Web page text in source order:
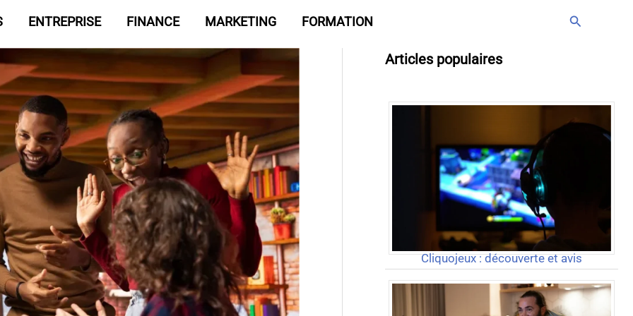
ENTREPRISE FINANCE MARKETING FORMATION Rechercher
Articles populaires
Cliquojeux : découverte et avis